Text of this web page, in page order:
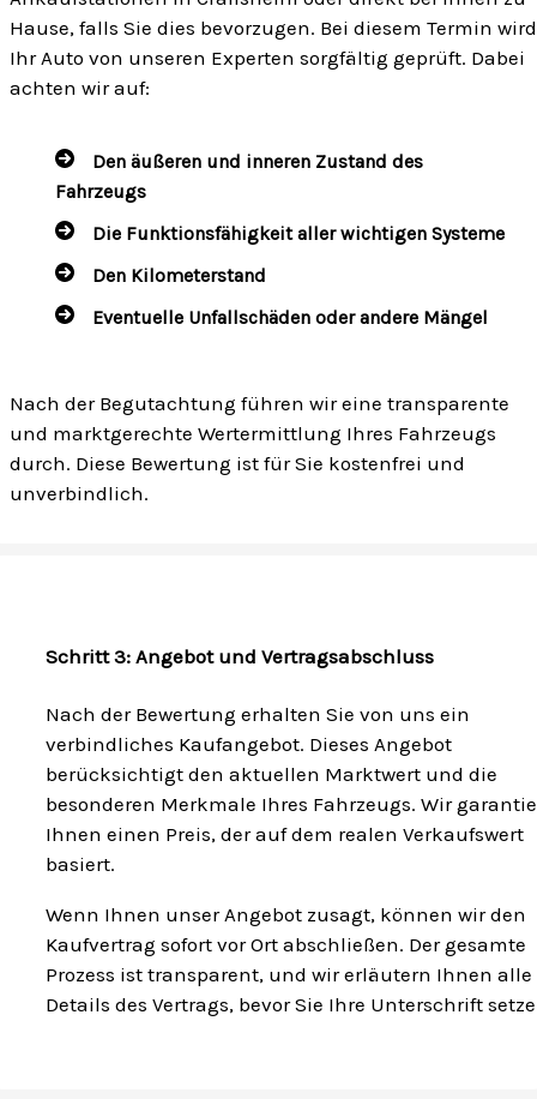
Hause, falls Sie dies bevorzugen. Bei diesem Termin wird
Ihr Auto von unseren Experten sorgfältig geprüft. Dabei
achten wir auf:
Den äußeren und inneren Zustand des
Fahrzeugs
Die Funktionsfähigkeit aller wichtigen Systeme
Den Kilometerstand
Eventuelle Unfallschäden oder andere Mängel
Nach der Begutachtung führen wir eine transparente
und marktgerechte Wertermittlung Ihres Fahrzeugs
durch. Diese Bewertung ist für Sie kostenfrei und
unverbindlich.
Schritt 3: Angebot und Vertragsabschluss
Nach der Bewertung erhalten Sie von uns ein
verbindliches Kaufangebot. Dieses Angebot
berücksichtigt den aktuellen Marktwert und die
besonderen Merkmale Ihres Fahrzeugs. Wir
Ihnen einen Preis, der auf dem realen Verkaufswert
basiert.
Wenn Ihnen unser Angebot zusagt, können wir den
Kaufvertrag sofort vor Ort abschließen. Der gesamte
Prozess ist transparent, und wir erläutern Ihnen alle
Details des Vertrags, bevor Sie Ihre Unterschrift